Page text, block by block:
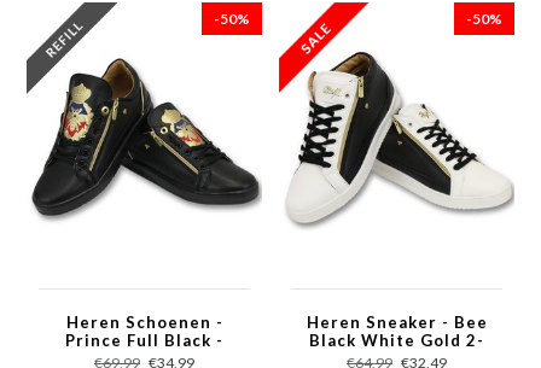
-50%
Heren Schoenen -
Prince Full Black -
CMS97 - Zwart
€69,99 €34,99
-50%
Heren Sneaker - Bee
Black White Gold 2-
CMS98 - Zwart/Wit
€64,99 €32,49